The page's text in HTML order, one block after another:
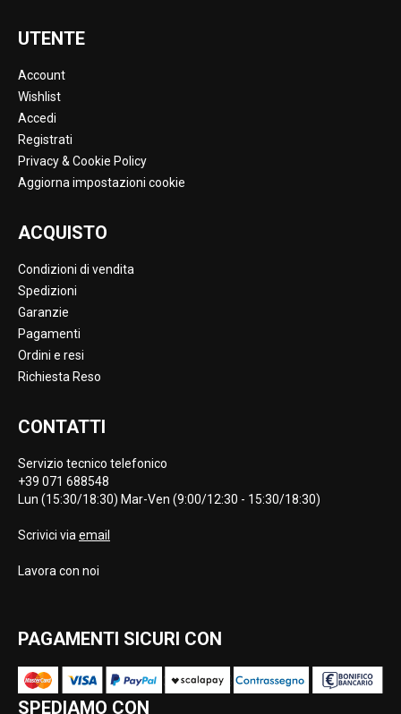
UTENTE
Account
Wishlist
Accedi
Registrati
Privacy & Cookie Policy
Aggiorna impostazioni cookie
ACQUISTO
Condizioni di vendita
Spedizioni
Garanzie
Pagamenti
Ordini e resi
Richiesta Reso
CONTATTI
Servizio tecnico telefonico
+39 071 688548
Lun (15:30/18:30) Mar-Ven (9:00/12:30 - 15:30/18:30)
Scrivici via email
Lavora con noi
PAGAMENTI SICURI CON
SPEDIAMO CON